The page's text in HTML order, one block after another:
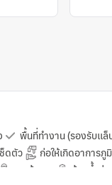
พื้นที่ทำงาน (รองรับแล็
ดตัว ก่อให้เกิดอาการ
รองเท้าแตะ ห้องน้ำส่ว